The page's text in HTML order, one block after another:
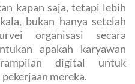
kapan saja, tetapi lebih
bukan hanya setelah
organisasi secara
apakah karyawan
digital untuk
mereka.